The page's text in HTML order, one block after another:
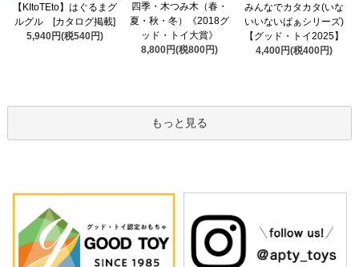
【KItoTEto】はぐるまグ
ルグル [カタログ掲載]
5,940円(税540円)
四季・木つみ木（春・
夏・秋・冬）《2018グ
ッド・トイ大賞》
8,800円(税800円)
みんなでカタカタ(いな
いいないばぁシリーズ)
【グッド・トイ2025】
4,400円(税400円)
もっと見る